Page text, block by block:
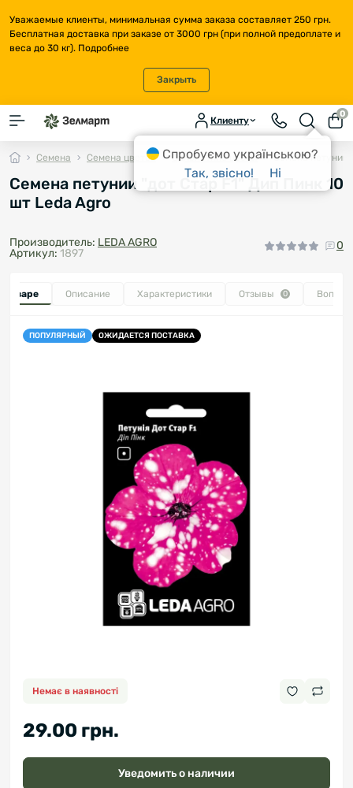
Уважаемые клиенты, минимальная сумма заказа составляет 250 грн.
Бесплатная доставка при заказе от 3000 грн (при полной предоплате и
веса до 30 кг). Подробнее
Закрыть
Клиенту
0
Семена Семена цветов Однолетние цветы Семена петунии
Семена петунии "дот Стар F1" Дип Пинк 10
шт Leda Agro
Производитель: LEDA AGRO
Артикул: 1897
0
товаре Описание Характеристики Отзывы 0
ПОПУЛЯРНЫЙ ОЖИДАЕТСЯ ПОСТАВКА
Немає в наявності
29.00 грн.
Уведомить о наличии
Спробуємо українською?
Так, звісно!
Ні